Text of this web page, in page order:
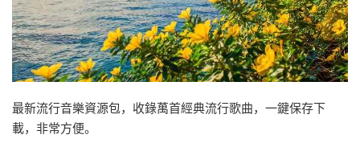
最新流行音樂資源包，收錄萬首經典流行歌曲，一鍵保存下
載，非常方便。